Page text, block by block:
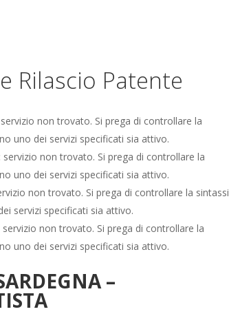
Rilascio Patente
non trovato. Si prega di controllare la
uno dei servizi specificati sia attivo.
non trovato. Si prega di controllare la
uno dei servizi specificati sia attivo.
non trovato. Si prega di controllare la sintassi
servizi specificati sia attivo.
non trovato. Si prega di controllare la
uno dei servizi specificati sia attivo.
–